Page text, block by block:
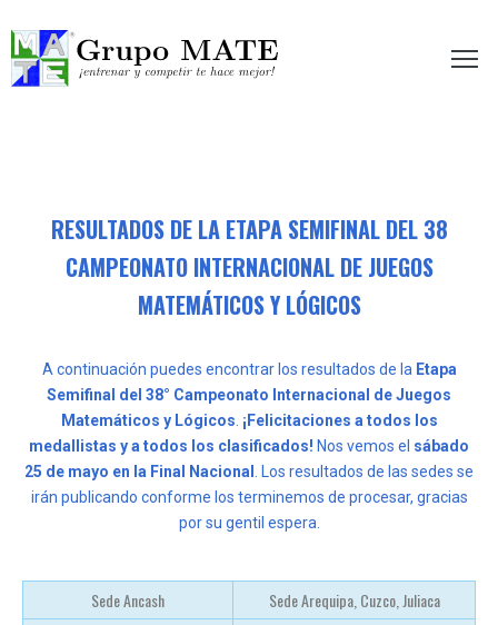
te hace mejor!
RESULTADOS DE LA ETAPA SEMIFINAL DEL 38
CAMPEONATO INTERNACIONAL DE JUEGOS
MATEMÁTICOS Y LÓGICOS
A continuación puedes encontrar los resultados de la Etapa
Semifinal del 38° Campeonato Internacional de Juegos
Matemáticos y Lógicos. ¡Felicitaciones a todos los
medallistas y a todos los clasificados! Nos vemos el sábado
25 de mayo en la Final Nacional . Los resultados de las sedes se
irán publicando conforme los terminemos de procesar, gracias
por su gentil espera.
Sede Ancash
Sede Arequipa, Cuzco, Juliaca